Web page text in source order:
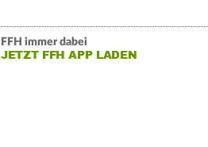
FFH immer dabei
JETZT FFH APP LADEN